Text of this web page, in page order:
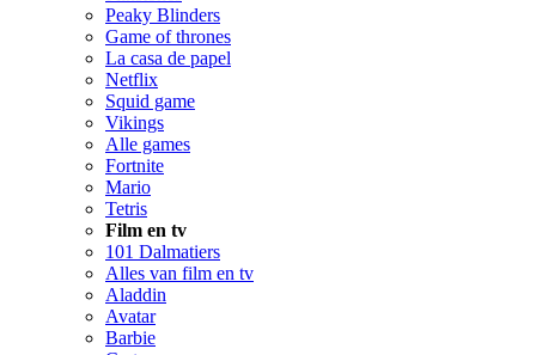
Peaky Blinders
Game of thrones
La casa de papel
Netflix
Squid game
Vikings
Alle games
Fortnite
Mario
Tetris
Film en tv
101 Dalmatiers
Alles van film en tv
Aladdin
Avatar
Barbie